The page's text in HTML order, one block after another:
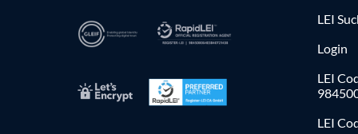
LEI
Login
LEI
LEI